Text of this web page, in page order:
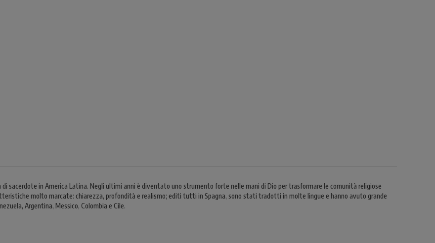
sacerdote in America Latina. Negli ultimi anni è diventato uno strumento forte nelle mani di Dio per trasformare le comunità religiose
molto marcate: chiarezza, profondità e realismo; editi tutti in Spagna, sono stati tradotti in molte lingue e hanno avuto grande
Argentina, Messico, Colombia e Cile.